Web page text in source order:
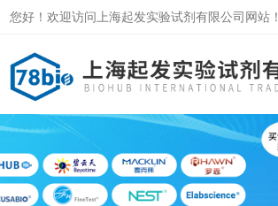
您好！欢迎访问上海起发实验试剂有限公司网站！